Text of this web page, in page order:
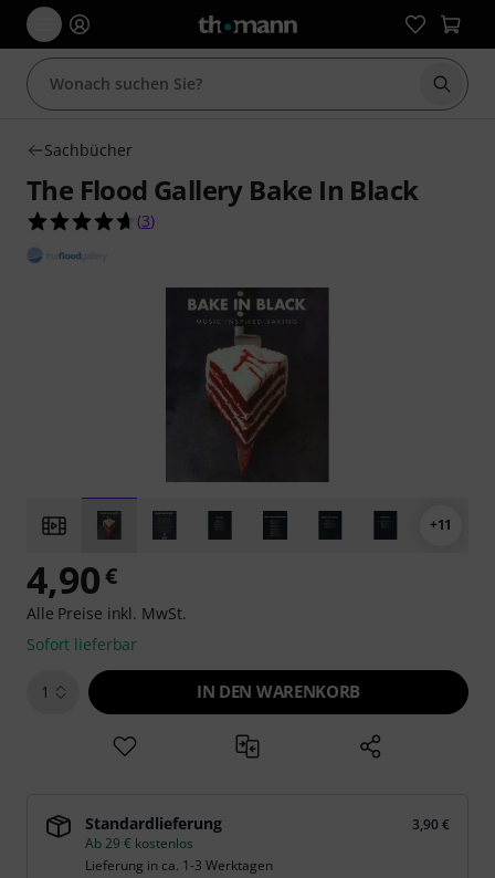
Suche
Sachbücher
The Flood Gallery Bake In Black
4.7 von 5 Sternen aus 3 Kundenbewertungen
(3)
+11
4,90€
Alle Preise inkl. MwSt.
Sofort lieferbar
1 IN DEN WARENKORB
Standardlieferung
3,90 €
Ab 29 € kostenlos
Lieferung in ca. 1-3 Werktagen